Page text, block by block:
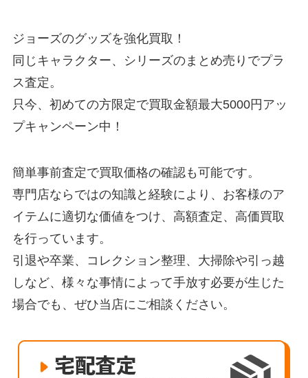
ジョーズのグッズを強化買取！
同じキャラクター、シリーズのまとめ売りでプラ
ス査定。
只今、初めての方限定で買取金額最大5000円アッ
プキャンペーン中！
簡単事前査定で買取価格の確認も可能です。
専門店ならではの知識と経験により、お客様のア
イテムに適切な価値をつけ、高額査定、高価買取
を行っています。
引退や卒業、コレクション整理、大掃除や引っ越
しなど、様々な事情によって手放す必要が生じた
場合でも、ぜひ当店にご相談ください。